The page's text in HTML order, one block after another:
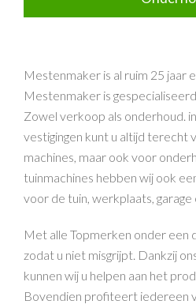
Mestenmaker is al ruim 25 jaar
Mestenmaker is
Zowel verkoop als onderhoud.
vestigingen kunt u altijd terecht
machines, maar ook voor
tuinmachines hebben wij ook
voor de tuin, werkplaats, garage
Met alle Topmerken onder een
zodat u niet misgrijpt. Dankzij
kunnen wij u helpen aan het
Bovendien profiteert iedereen